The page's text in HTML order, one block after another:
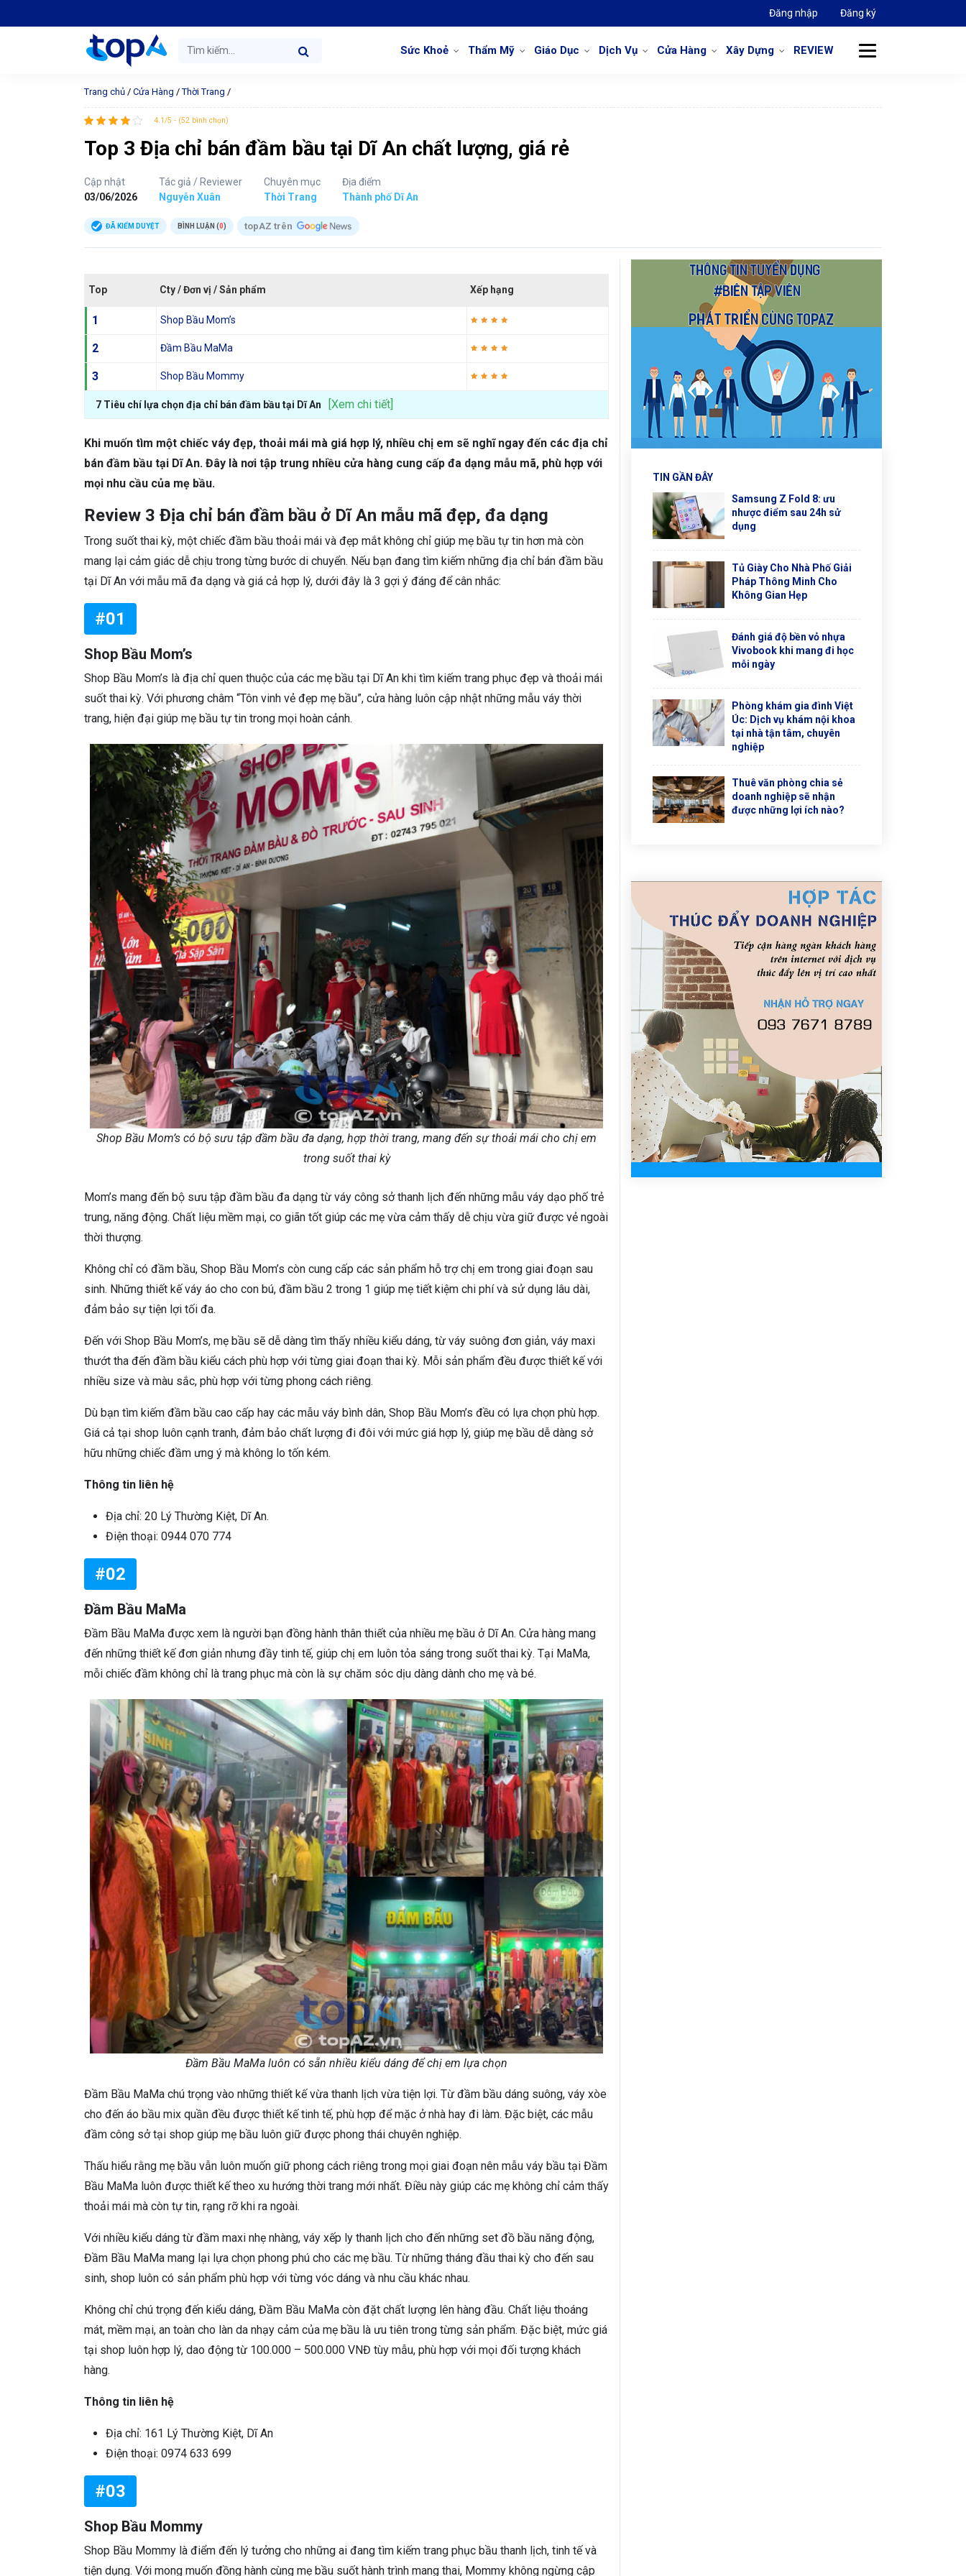
Đăng nhập Đăng ký
Sức Khoẻ Thẩm Mỹ Giáo Dục Dịch Vụ Cửa Hàng Xây Dựng REVIEW
Trang chủ / Cửa Hàng /Thời Trang /
4.1/5 - (52 bình chọn)
Top 3 Địa chỉ bán đầm bầu tại Dĩ An chất lượng, giá rẻ
Cập nhật
03/06/2026
Tác giả / Reviewer
Nguyễn Xuân
Chuyên mục
Thời Trang
Địa điểm
Thành phố Dĩ An
ĐÃ KIỂM DUYỆT BÌNH LUẬN (0) topAZ trên
Top Cty / Đơn vị / Sản phẩm Xếp hạng
1 Shop Bầu Mom’s
2 Đầm Bầu MaMa
3 Shop Bầu Mommy
7 Tiêu chí lựa chọn địa chỉ bán đầm bầu tại Dĩ An [Xem chi tiết]
Khi muốn tìm một chiếc váy đẹp, thoải mái mà giá hợp lý, nhiều chị em sẽ nghĩ ngay đến các địa chỉ
bán đầm bầu tại Dĩ An. Đây là nơi tập trung nhiều cửa hàng cung cấp đa dạng mẫu mã, phù hợp với
mọi nhu cầu của mẹ bầu.
Review 3 Địa chỉ bán đầm bầu ở Dĩ An mẫu mã đẹp, đa dạng
Trong suốt thai kỳ, một chiếc đầm bầu thoải mái và đẹp mắt không chỉ giúp mẹ bầu tự tin hơn mà còn
mang lại cảm giác dễ chịu trong từng bước di chuyển. Nếu bạn đang tìm kiếm những địa chỉ bán đầm bầu
tại Dĩ An với mẫu mã đa dạng và giá cả hợp lý, dưới đây là 3 gợi ý đáng để cân nhắc:
#01
Shop Bầu Mom’s
Shop Bầu Mom’s là địa chỉ quen thuộc của các mẹ bầu tại Dĩ An khi tìm kiếm trang phục đẹp và thoải mái
suốt thai kỳ. Với phương châm “Tôn vinh vẻ đẹp mẹ bầu”, cửa hàng luôn cập nhật những mẫu váy thời
trang, hiện đại giúp mẹ bầu tự tin trong mọi hoàn cảnh.
Shop Bầu Mom’s có bộ sưu tập đầm bầu đa dạng, hợp thời trang, mang đến sự thoải mái cho chị em
trong suốt thai kỳ
Mom’s mang đến bộ sưu tập đầm bầu đa dạng từ váy công sở thanh lịch đến những mẫu váy dạo phố trẻ
trung, năng động. Chất liệu mềm mại, co giãn tốt giúp các mẹ vừa cảm thấy dễ chịu vừa giữ được vẻ ngoài
thời thượng.
Không chỉ có đầm bầu, Shop Bầu Mom’s còn cung cấp các sản phẩm hỗ trợ chị em trong giai đoạn sau
sinh. Những thiết kế váy áo cho con bú, đầm bầu 2 trong 1 giúp mẹ tiết kiệm chi phí và sử dụng lâu dài,
đảm bảo sự tiện lợi tối đa.
Đến với Shop Bầu Mom’s, mẹ bầu sẽ dễ dàng tìm thấy nhiều kiểu dáng, từ váy suông đơn giản, váy maxi
thướt tha đến đầm bầu kiểu cách phù hợp với từng giai đoạn thai kỳ. Mỗi sản phẩm đều được thiết kế với
nhiều size và màu sắc, phù hợp với từng phong cách riêng.
Dù bạn tìm kiếm đầm bầu cao cấp hay các mẫu váy bình dân, Shop Bầu Mom’s đều có lựa chọn phù hợp.
Giá cả tại shop luôn cạnh tranh, đảm bảo chất lượng đi đôi với mức giá hợp lý, giúp mẹ bầu dễ dàng sở
hữu những chiếc đầm ưng ý mà không lo tốn kém.
Thông tin liên hệ
Địa chỉ: 20 Lý Thường Kiệt, Dĩ An.
Điện thoại: 0944 070 774
#02
Đầm Bầu MaMa
Đầm Bầu MaMa được xem là người bạn đồng hành thân thiết của nhiều mẹ bầu ở Dĩ An. Cửa hàng mang
đến những thiết kế đơn giản nhưng đầy tinh tế, giúp chị em luôn tỏa sáng trong suốt thai kỳ. Tại MaMa,
mỗi chiếc đầm không chỉ là trang phục mà còn là sự chăm sóc dịu dàng dành cho mẹ và bé.
Đầm Bầu MaMa luôn có sẵn nhiều kiểu dáng để chị em lựa chọn
Đầm Bầu MaMa chú trọng vào những thiết kế vừa thanh lịch vừa tiện lợi. Từ đầm bầu dáng suông, váy xòe
cho đến áo bầu mix quần đều được thiết kế tinh tế, phù hợp để mặc ở nhà hay đi làm. Đặc biệt, các mẫu
đầm công sở tại shop giúp mẹ bầu luôn giữ được phong thái chuyên nghiệp.
Thấu hiểu rằng mẹ bầu vẫn luôn muốn giữ phong cách riêng trong mọi giai đoạn nên mẫu váy bầu tại Đầm
Bầu MaMa luôn được thiết kế theo xu hướng thời trang mới nhất. Điều này giúp các mẹ không chỉ cảm thấy
thoải mái mà còn tự tin, rạng rỡ khi ra ngoài.
Với nhiều kiểu dáng từ đầm maxi nhẹ nhàng, váy xếp ly thanh lịch cho đến những set đồ bầu năng động,
Đầm Bầu MaMa mang lại lựa chọn phong phú cho các mẹ bầu. Từ những tháng đầu thai kỳ cho đến sau
sinh, shop luôn có sản phẩm phù hợp với từng vóc dáng và nhu cầu khác nhau.
Không chỉ chú trọng đến kiểu dáng, Đầm Bầu MaMa còn đặt chất lượng lên hàng đầu. Chất liệu thoáng
mát, mềm mại, an toàn cho làn da nhạy cảm của mẹ bầu là ưu tiên trong từng sản phẩm. Đặc biệt, mức giá
tại shop luôn hợp lý, dao động từ 100.000 – 500.000 VNĐ tùy mẫu, phù hợp với mọi đối tượng khách
hàng.
Thông tin liên hệ
Địa chỉ: 161 Lý Thường Kiệt, Dĩ An
Điện thoại: 0974 633 699
#03
Shop Bầu Mommy
Shop Bầu Mommy là điểm đến lý tưởng cho những ai đang tìm kiếm trang phục bầu thanh lịch, tinh tế và
tiện dụng. Với mong muốn đồng hành cùng mẹ bầu suốt hành trình mang thai, Mommy không ngừng cập
TIN GẦN ĐÂY
Samsung Z Fold 8: ưu
nhược điểm sau 24h sử
dụng
Tủ Giày Cho Nhà Phố Giải
Pháp Thông Minh Cho
Không Gian Hẹp
Đánh giá độ bền vỏ nhựa
Vivobook khi mang đi học
mỗi ngày
Phòng khám gia đình Việt
Úc: Dịch vụ khám nội khoa
tại nhà tận tâm, chuyên
nghiệp
Thuê văn phòng chia sẻ
doanh nghiệp sẽ nhận
được những lợi ích nào?